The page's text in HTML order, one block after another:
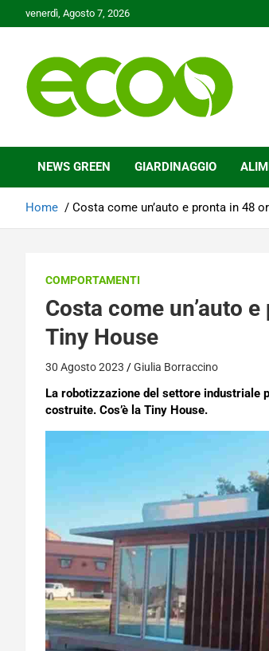
to
venerdì, Agosto 7, 2026
Ecoo.it
NEWS GREEN GIARDINAGGIO
Home Costa come un’auto e pronta in 48
COMPORTAMENTI
Costa come un’auto
Tiny House
30 Agosto 2023 Giulia Borraccino
La robotizzazione del settore industriale
costruite. Cos’è la Tiny House.